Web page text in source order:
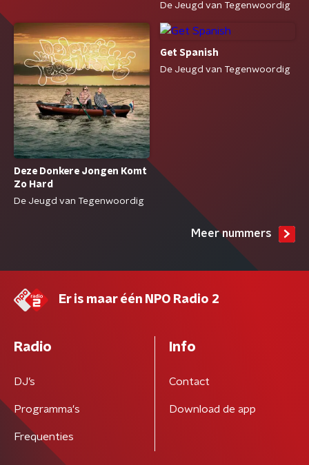
De Jeugd van Tegenwoordig
Deze Donkere Jongen Komt
Zo Hard
De Jeugd van Tegenwoordig
Get Spanish
De Jeugd van Tegenwoordig
Meer nummers
Er is maar één NPO Radio 2
Radio
DJ’s
Programma's
Frequenties
Info
Contact
Download de app